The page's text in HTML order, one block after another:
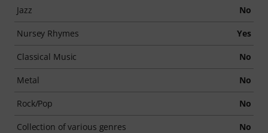
Jazz No
Nursey Rhymes Yes
Classical Music No
Metal No
Rock/Pop No
Collection of various genres No